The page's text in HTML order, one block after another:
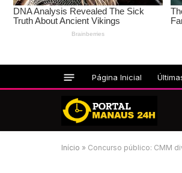
Página Inicial
Início » Concurso público: CMM